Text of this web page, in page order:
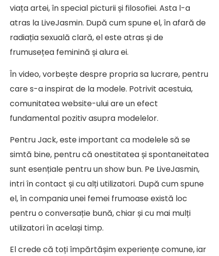
viața artei, în special picturii și filosofiei. Asta l-a
atras la LiveJasmin. După cum spune el, în afară de
radiația sexuală clară, el este atras și de
frumusețea feminină și alura ei.
În video, vorbește despre propria sa lucrare, pentru
care s-a inspirat de la modele. Potrivit acestuia,
comunitatea website-ului are un efect
fundamental pozitiv asupra modelelor.
Pentru Jack, este important ca modelele să se
simtă bine, pentru că onestitatea și spontaneitatea
sunt esențiale pentru un show bun. Pe LiveJasmin,
intri în contact și cu alți utilizatori. După cum spune
el, în compania unei femei frumoase există loc
pentru o conversație bună, chiar și cu mai mulți
utilizatori în același timp.
El crede că toți împărtășim experiențe comune, iar